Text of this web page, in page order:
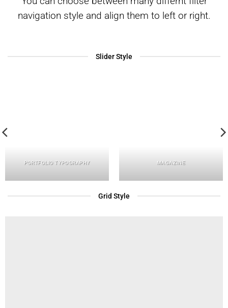
navigation style and align them to left or right.
Slider Style
PORTFOLIO TYPOGRAPHY MAGAZINE
Grid Style